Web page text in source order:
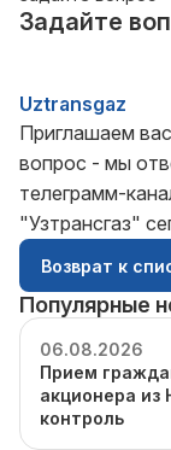
Задайте
Uztransgaz
Приглашаем
вопрос - мы
телеграмм-
"Узтрансгаз"
Возврат к
Популярные
06.08.2026
Прием
акционера из
контроль